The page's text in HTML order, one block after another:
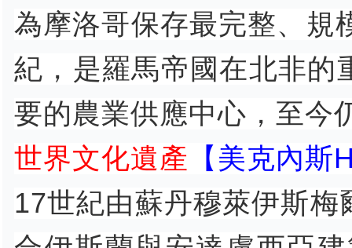
為摩洛哥保存最完整、規
紀，是羅馬帝國在北非的
要的農業供應中心，至今
世界文化遺產 【美克內
17世紀由蘇丹穆萊伊斯